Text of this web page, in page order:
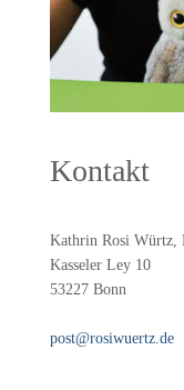
Kontakt
Kathrin Rosi Würtz,
Kasseler Ley 10
53227 Bonn
post@rosiwuertz.de